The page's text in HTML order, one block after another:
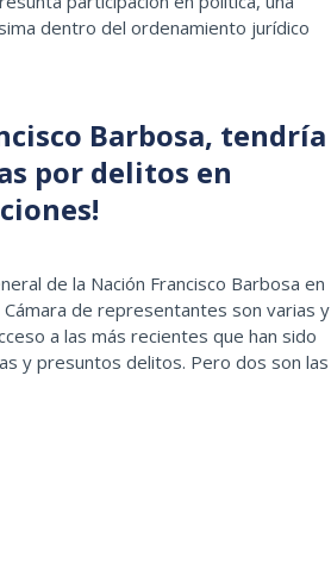
dentro del ordenamiento jurídico
Barbosa, tendría
por delitos en
de la Nación Francisco Barbosa en
Cámara de representantes son varias y
a las más recientes que han sido
y presuntos delitos. Pero dos son las